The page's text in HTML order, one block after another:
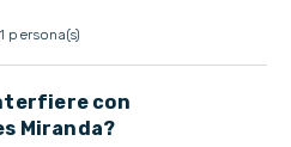
persona(s)
con
Miranda?